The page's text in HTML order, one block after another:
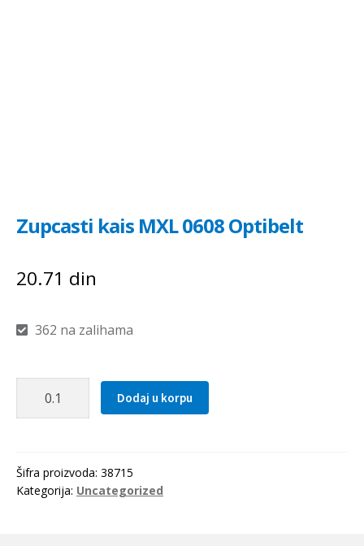
Zupcasti kais MXL 0608 Optibelt
20.71 din
362 na zalihama
Optibelt
količina
Dodaj u korpu
Šifra proizvoda: 38715
Kategorija: Uncategorized